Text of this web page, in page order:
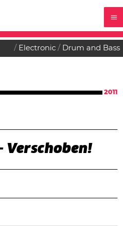
Electronic Drum and Bass
2011
Verschoben!